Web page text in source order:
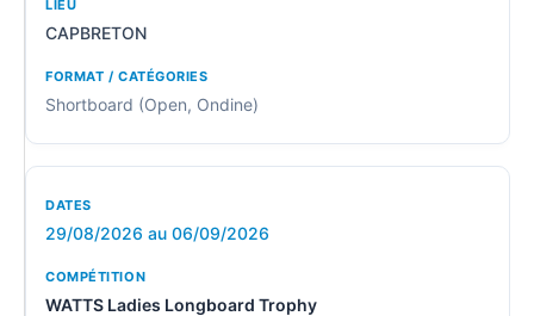
CAPBRETON
Shortboard (Open, Ondine)
29/08/2026 au 06/09/2026
WATTS Ladies Longboard Trophy